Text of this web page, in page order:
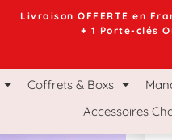
Livraison OFFERTE en
+ 1 Porte-clés
Manchettes & Bandeaux
Coffrets & Boxs
Accessoires